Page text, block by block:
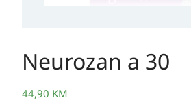
Neurozan a 30
44,90 KM